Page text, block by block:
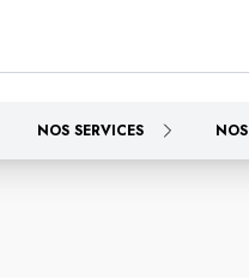
NOS SERVICES